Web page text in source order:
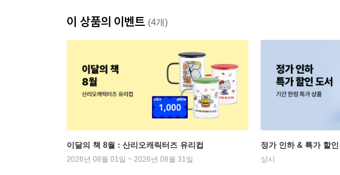
이 상품의 이벤트 (4개)
이달의 책 8월 : 산리오캐릭터즈 유리컵
2026년 08월 01일 ~ 2026년 08월 31일
정가 인하 & 특가 할
상시